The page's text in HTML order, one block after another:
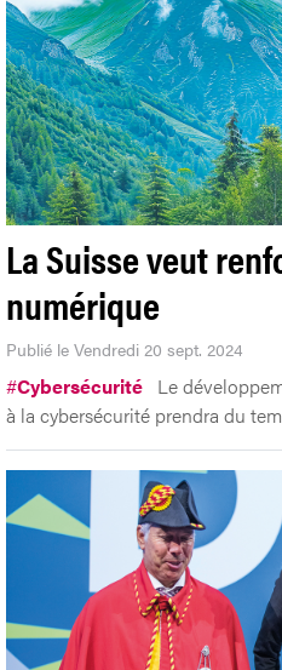
La Suisse veut
numérique
Publié le Vendredi 20 sept. 2024
#Cybersécurité Le
à la cybersécurité prendra du